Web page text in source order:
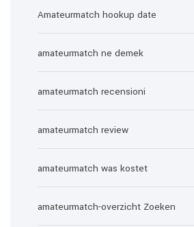
Amateurmatch hookup date
amateurmatch ne demek
amateurmatch recensioni
amateurmatch review
amateurmatch was kostet
amateurmatch-overzicht Zoeken